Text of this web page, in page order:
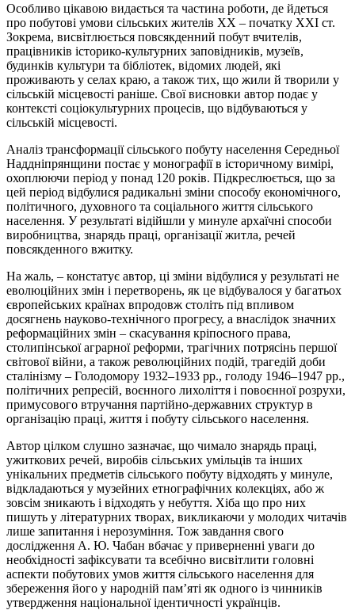
Особливо цікавою видається та частина роботи, де йдеться
про побутові умови сільських жителів XX – початку XXI ст.
Зокрема, висвітлюється повсякденний побут вчителів,
працівників історико-культурних заповідників, музеїв,
будинків культури та бібліотек, відомих людей, які
проживають у селах краю, а також тих, що жили й творили у
сільській місцевості раніше. Свої висновки автор подає у
контексті соціокультурних процесів, що відбуваються у
сільській місцевості.
Аналіз трансформації сільського побуту населення Середньої
Наддніпрянщини постає у монографії в історичному вимірі,
охоплюючи період у понад 120 років. Підкреслюється, що за
цей період відбулися радикальні зміни способу економічного,
політичного, духовного та соціального життя сільського
населення. У результаті відійшли у минуле архаїчні способи
виробництва, знарядь праці, організації житла, речей
повсякденного вжитку.
На жаль, – констатує автор, ці зміни відбулися у результаті не
еволюційних змін і перетворень, як це відбувалося у багатьох
європейських країнах впродовж століть під впливом
досягнень науково-технічного прогресу, а внаслідок значних
реформаційних змін – скасування кріпосного права,
столипінської аграрної реформи, трагічних потрясінь першої
світової війни, а також революційних подій, трагедій доби
сталінізму – Голодомору 1932–1933 рр., голоду 1946–1947 рр.,
політичних репресій, воєнного лихоліття і повоєнної розрухи,
примусового втручання партійно-державних структур в
організацію праці, життя і побуту сільського населення.
Автор цілком слушно зазначає, що чимало знарядь праці,
ужиткових речей, виробів сільських умільців та інших
унікальних предметів сільського побуту відходять у минуле,
відкладаються у музейних етнографічних колекціях, або ж
зовсім зникають і відходять у небуття. Хіба що про них
пишуть у літературних творах, викликаючи у молодих читачів
лише запитання і нерозуміння. Тож завдання свого
дослідження А. Ю. Чабан вбачає у приверненні уваги до
необхідності зафіксувати та всебічно висвітлити головні
аспекти побутових умов життя сільського населення для
збереження його у народній пам’яті як одного із чинників
утвердження національної ідентичності українців.